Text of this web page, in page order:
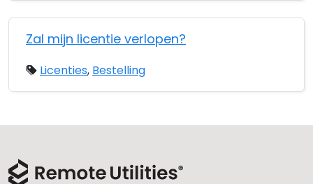
Zal mijn licentie verlopen?
Licenties, Bestelling